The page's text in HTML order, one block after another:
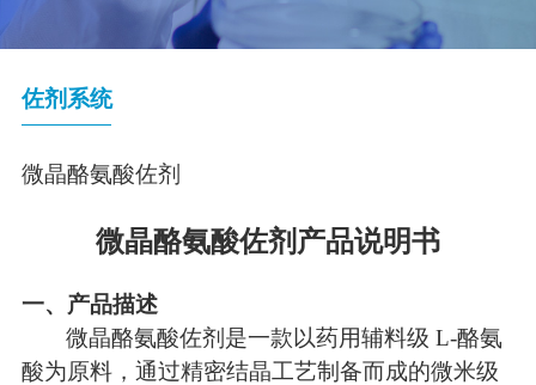
佐剂系统
微晶酪氨酸佐剂
微晶酪氨酸佐剂产品说明书
一、产品描述
微晶酪氨酸佐剂是一款以药用辅料级 L-酪氨
酸为原料，通过精密结晶工艺制备而成的微米级